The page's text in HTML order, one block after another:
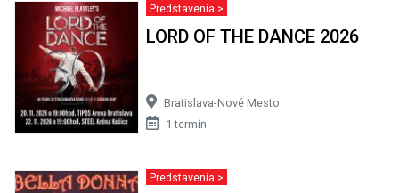
Predstavenia >
LORD OF THE DANCE 2026
Bratislava-Nové Mesto
1 termín
Predstavenia >